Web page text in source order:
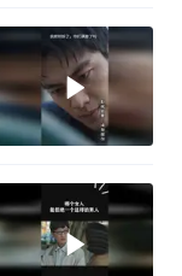
嘲讽周星驰无儿女没朋友 李修贤道歉
坚持党全面领导和党中央集中统一领导